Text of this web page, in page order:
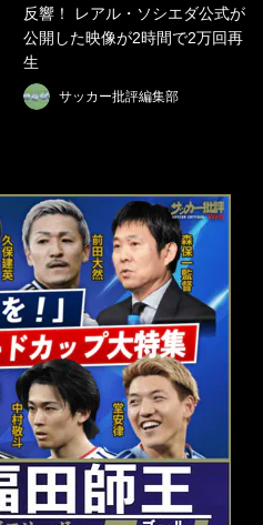
反響！ レアル・ソシエダ公式が
公開した映像が2時間で2万回再
生
サッカー批評編集部